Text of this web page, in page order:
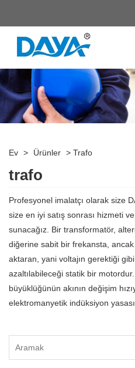
Ev > Ürünler > Trafo
trafo
Profesyonel imalatçı olarak size
size en iyi satış sonrası hizmeti
sunacağız. Bir transformatör,
diğerine sabit bir frekansta,
aktaran, yani voltajın gerektiği
azaltılabileceği statik bir
büyüklüğünün akının değişim
elektromanyetik indüksiyon yasası